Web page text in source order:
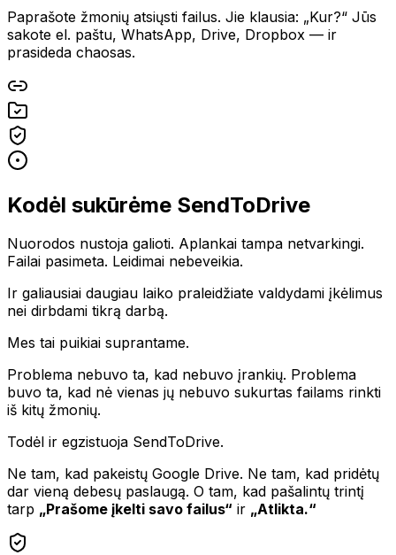
Paprašote žmonių atsiųsti failus. Jie klausia: „Kur?“ Jūs
sakote el. paštu, WhatsApp, Drive, Dropbox — ir
prasideda chaosas.
Kodėl sukūrėme SendToDrive
Nuorodos nustoja galioti. Aplankai tampa netvarkingi.
Failai pasimeta. Leidimai nebeveikia.
Ir galiausiai daugiau laiko praleidžiate valdydami įkėlimus
nei dirbdami tikrą darbą.
Mes tai puikiai suprantame.
Problema nebuvo ta, kad nebuvo įrankių. Problema
buvo ta, kad nė vienas jų nebuvo sukurtas failams rinkti
iš kitų žmonių.
Todėl ir egzistuoja SendToDrive.
Ne tam, kad pakeistų Google Drive. Ne tam, kad pridėtų
dar vieną debesų paslaugą. O tam, kad pašalintų trintį
tarp „Prašome įkelti savo failus“ ir „Atlikta.“